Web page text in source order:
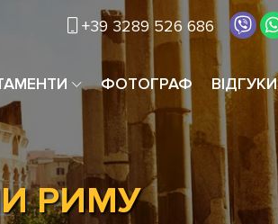
+39 3289 526 686
ФОТОГРАФ ВІДГУКИ
РИМУ